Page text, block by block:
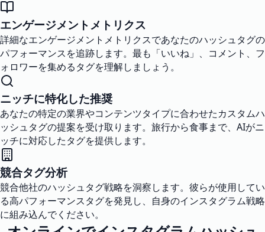
エンゲージメントメトリクス
詳細なエンゲージメントメトリクスであなたのハッシュタグの
パフォーマンスを追跡します。最も「いいね」、コメント、フ
ォロワーを集めるタグを理解しましょう。
ニッチに特化した推奨
あなたの特定の業界やコンテンツタイプに合わせたカスタムハ
ッシュタグの提案を受け取ります。旅行から食事まで、AIがニ
ッチに対応したタグを提供します。
競合タグ分析
競合他社のハッシュタグ戦略を洞察します。彼らが使用してい
る高パフォーマンスタグを発見し、自身のインスタグラム戦略
に組み込んでください。